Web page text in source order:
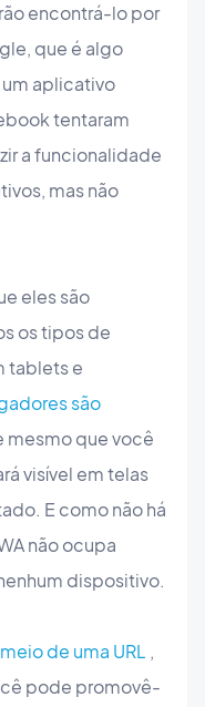
encontrá-lo por
que é algo
aplicativo
tentaram
a funcionalidade
mas não
eles são
os tipos de
tablets e
são
mesmo que você
visível em telas
E como não há
não ocupa
dispositivo.
meio de uma URL ,
pode promovê-